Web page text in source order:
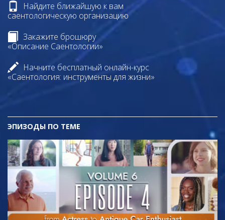
Найдите ближайшую к вам
саентологическую организацию
Закажите брошюру
«Описание Саентологии»
Начните бесплатный онлайн-курс
«Саентология: инструменты для жизни»
ЭПИЗОДЫ ПО ТЕМЕ